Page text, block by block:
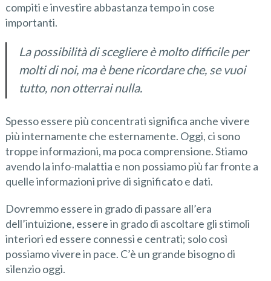
compiti e investire abbastanza tempo in cose
importanti.
La possibilità di scegliere è molto difficile per
molti di noi, ma è bene ricordare che, se vuoi
tutto, non otterrai nulla.
Spesso essere più concentrati significa anche vivere
più internamente che esternamente. Oggi, ci sono
troppe informazioni, ma poca comprensione. Stiamo
avendo la info-malattia e non possiamo più far fronte a
quelle informazioni prive di significato e dati.
Dovremmo essere in grado di passare all’era
dell’intuizione, essere in grado di ascoltare gli stimoli
interiori ed essere connessi e centrati; solo così
possiamo vivere in pace. C’è un grande bisogno di
silenzio oggi.